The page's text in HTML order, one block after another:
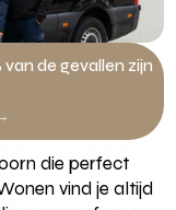
de gevallen zijn
die perfect
vind je altijd